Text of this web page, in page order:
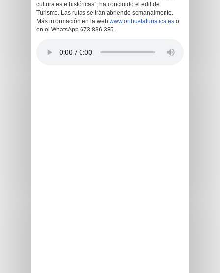
culturales e históricas”, ha concluido el edil de
Turismo. Las rutas se irán abriendo semanalmente.
Más información en la web www.orihuelaturistica.es o
en el WhatsApp 673 836 385.